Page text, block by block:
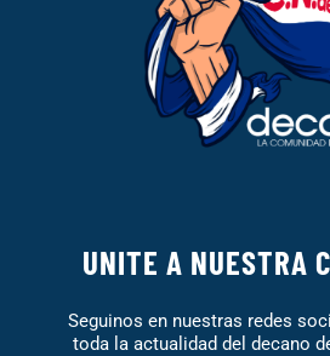
UNITE A NUESTRA
Seguinos en nuestras redes
toda la actualidad del decano